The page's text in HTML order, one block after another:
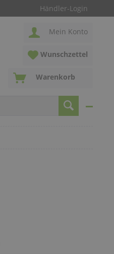
Händler-Login
Mein Konto
Wunschzettel
Warenkorb